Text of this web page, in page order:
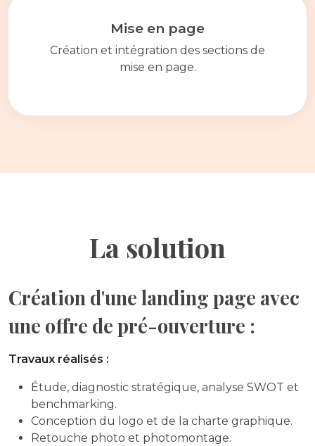
Mise en page
Création et intégration des sections de
mise en page.
La solution
Création d'une landing page avec
une offre de pré-ouverture :
Travaux réalisés :
Étude, diagnostic stratégique, analyse SWOT et
benchmarking.
Conception du logo et de la charte graphique.
Retouche photo et photomontage.